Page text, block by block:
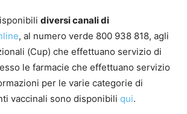
diversi canali di
, al numero verde 800 938 818, agli
(Cup) che effettuano servizio di
le farmacie che effettuano servizio
per le varie categorie di
vaccinali sono disponibili qui.